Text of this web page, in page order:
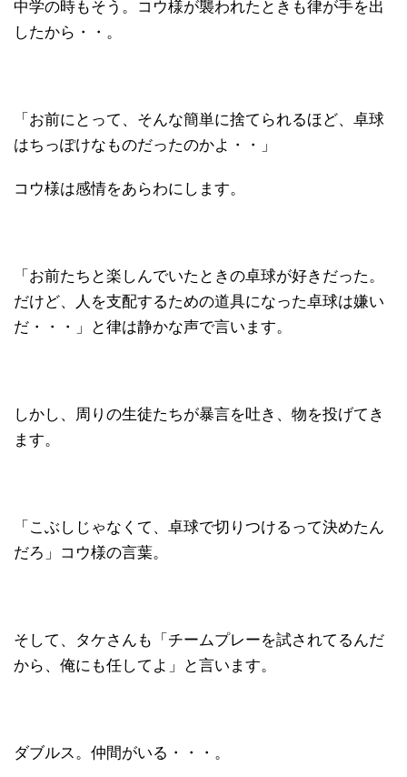
中学の時もそう。コウ様が襲われたときも律が手を出
したから・・。
「お前にとって、そんな簡単に捨てられるほど、卓球
はちっぽけなものだったのかよ・・」
コウ様は感情をあらわにします。
「お前たちと楽しんでいたときの卓球が好きだった。
だけど、人を支配するための道具になった卓球は嫌い
だ・・・」と律は静かな声で言います。
しかし、周りの生徒たちが暴言を吐き、物を投げてき
ます。
「こぶしじゃなくて、卓球で切りつけるって決めたん
だろ」コウ様の言葉。
そして、タケさんも「チームプレーを試されてるんだ
から、俺にも任してよ」と言います。
ダブルス。仲間がいる・・・。